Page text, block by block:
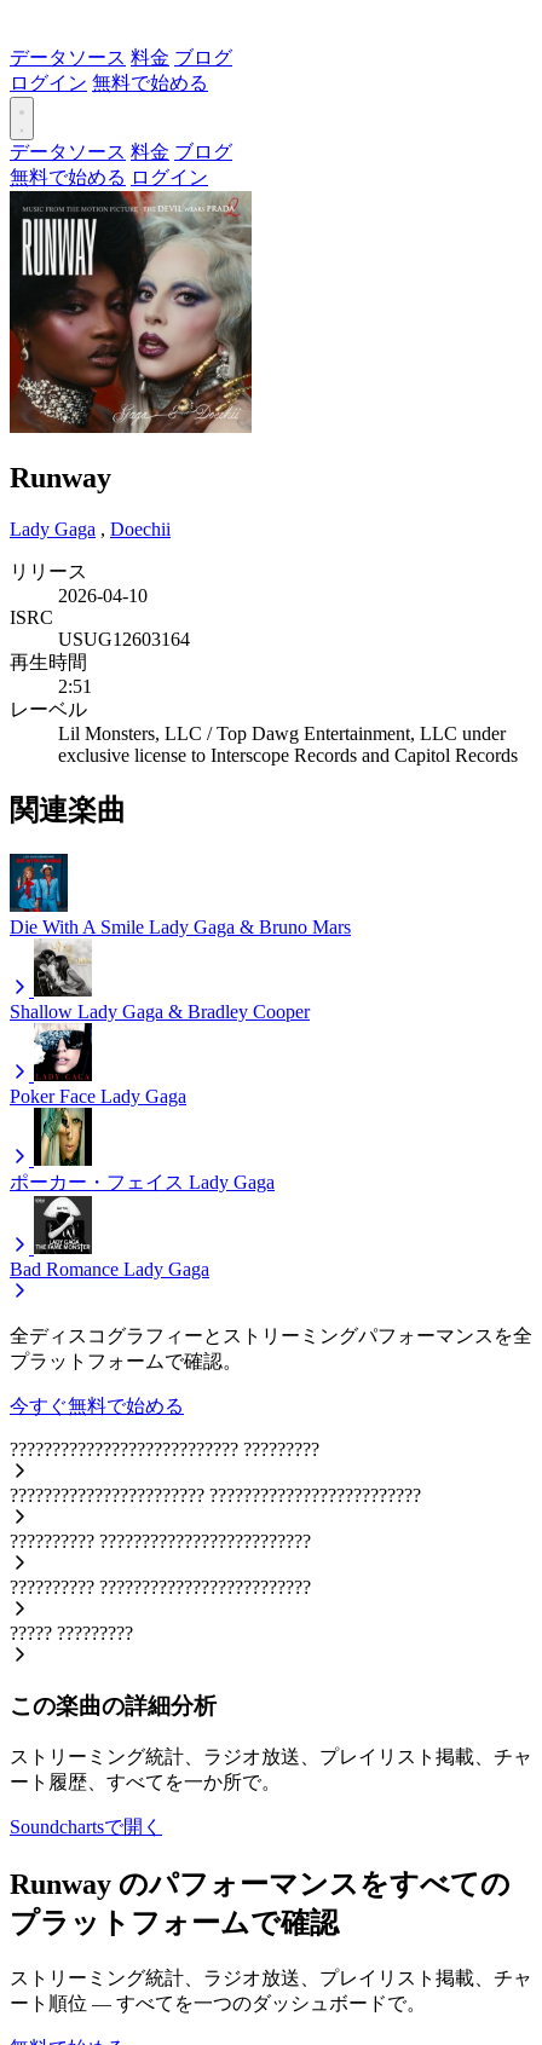
データソース 料金 ブログ
ログイン 無料で始める
データソース 料金 ブログ
無料で始める ログイン
Runway
Lady Gaga , Doechii
リリース
2026-04-10
ISRC
USUG12603164
再生時間
2:51
レーベル
Lil Monsters, LLC / Top Dawg Entertainment, LLC under
exclusive license to Interscope Records and Capitol Records
関連楽曲
Die With A Smile Lady Gaga & Bruno Mars
Shallow Lady Gaga & Bradley Cooper
Poker Face Lady Gaga
ポーカー・フェイス Lady Gaga
Bad Romance Lady Gaga
全ディスコグラフィーとストリーミングパフォーマンスを全
プラットフォームで確認。
今すぐ無料で始める
??????????????????????????? ?????????
??????????????????????? ?????????????????????????
?????????? ?????????????????????????
?????????? ?????????????????????????
????? ?????????
この楽曲の詳細分析
ストリーミング統計、ラジオ放送、プレイリスト掲載、チャ
ート履歴、すべてを一か所で。
Soundchartsで開く
Runway のパフォーマンスをすべての
プラットフォームで確認
ストリーミング統計、ラジオ放送、プレイリスト掲載、チャ
ート順位 — すべてを一つのダッシュボードで。